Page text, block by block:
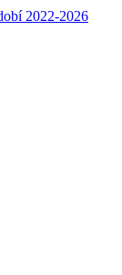
2022-2026